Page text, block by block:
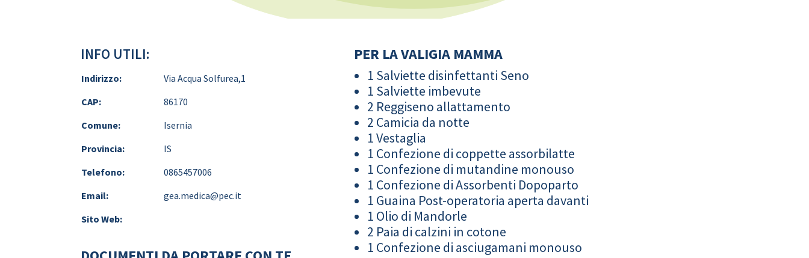
INFO UTILI:
Indirizzo:
Via Acqua Solfurea,1
CAP:
86170
Comune:
Isernia
Provincia:
IS
Telefono:
0865457006
Email:
gea.medica@pec.it
Sito Web:
PER LA VALIGIA MAMMA
1 Salviette disinfettanti Seno
1 Salviette imbevute
2 Reggiseno allattamento
2 Camicia da notte
1 Vestaglia
1 Confezione di coppette assorbilatte
1 Confezione di mutandine monouso
1 Confezione di Assorbenti Dopoparto
1 Guaina Post-operatoria aperta davanti
1 Olio di Mandorle
2 Paia di calzini in cotone
1 Confezione di asciugamani monouso